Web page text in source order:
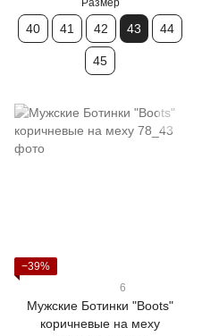
Размер
40 41 42 43 44
45
−39%
6
Мужские Ботинки "Boots"
коричневые на меху